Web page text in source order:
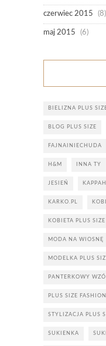
czerwiec 2015 (8)
maj 2015 (6)
BIELIZNA PLUS
BLOG PLUS SIZE
FAJNAINIECHUDA
H&M INNA TY
JESIEŃ
KARKO.PL
KOBIETA PLUS SIZE
MODA NA WIOSNĘ
MODELKA PLUS
PANTERKOWY
PLUS SIZE FASHION
STYLIZACJA PLUS
SUKIENKA